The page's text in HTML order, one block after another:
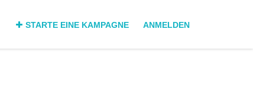
STARTE EINE KAMPAGNE ANMELDEN